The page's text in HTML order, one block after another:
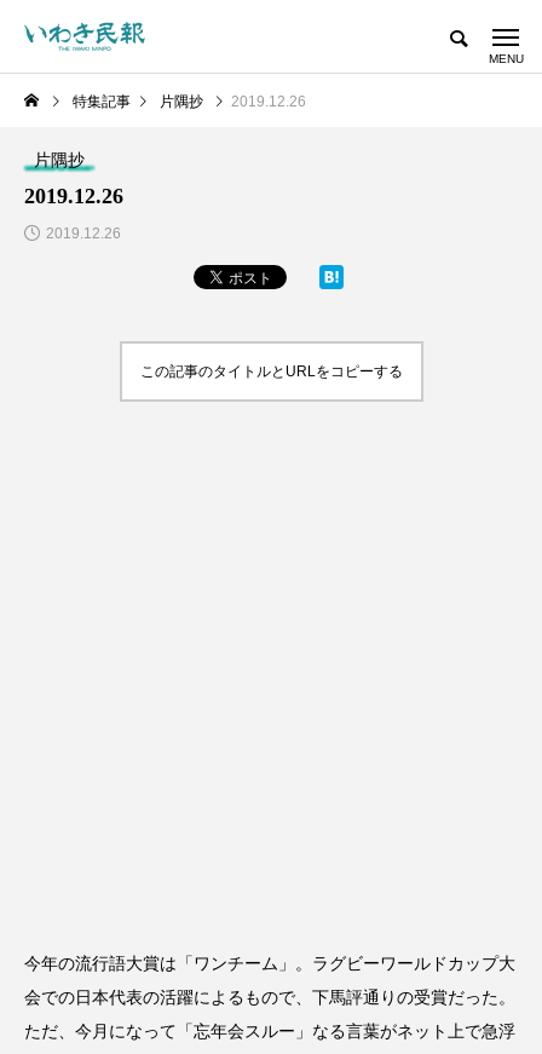
特集記事 片隅抄 2019.12.26
片隅抄
2019.12.26
2019.12.26
この記事のタイトルとURLをコピーする
今年の流行語大賞は「ワンチーム」。ラグビーワールドカップ大
会での日本代表の活躍によるもので、下馬評通りの受賞だった。
ただ、今月になって「忘年会スルー」なる言葉がネット上で急浮